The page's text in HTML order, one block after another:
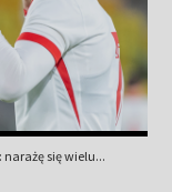
się wielu...